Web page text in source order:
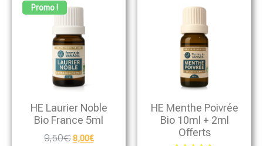
Promo !
HE Laurier Noble
Bio France 5ml
9,50€8,00€
HE Menthe Poivrée
Bio 10ml + 2ml
Offerts